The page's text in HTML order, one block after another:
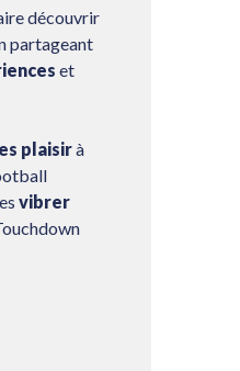
découvrir
partageant
et
plaisirà
vibrer